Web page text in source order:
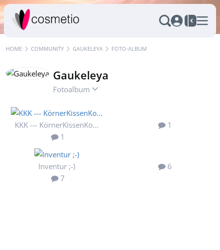
HOME COMMUNITY GAUKELEYA FOTO-ALBUM
Gaukeleya
Fotoalbum
KKK --- KörnerKissenKo...
1
1
Inventur ;-)
7
6